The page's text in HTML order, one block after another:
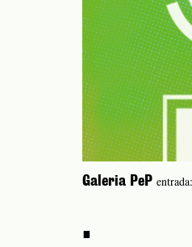
Galeria PeP
.